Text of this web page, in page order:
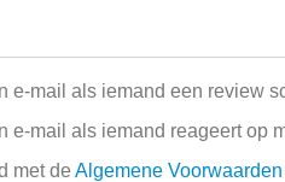
e-mail als iemand een review
e-mail als iemand reageert op
met de Algemene Voorwaarden